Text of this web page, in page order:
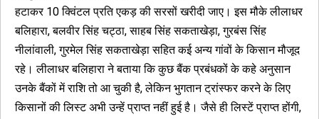
हटाकर 10 क्विंटल प्रति एकड़ की सरसों खरीदी जाए। इस मौके लीलाधर
बलिहारा, बलवीर सिंह चट्ठा, साहब सिंह सकताखेड़ा, गुरबंस सिंह
नीलांवाली, गुरमेल सिंह सकताखेड़ा सहित कई अन्य गांवों के किसान मौजूद
रहे। लीलाधर बलिहारा ने बताया कि कुछ बैंक प्रबंधकों के कहे अनुसान
उनके बैंकों में राशि तो आ चुकी है, लेकिन भुगतान ट्रांस्फर करने के लिए
किसानों की लिस्ट अभी उन्हें प्राप्त नहीं हुई है। जैसे ही लिस्टें प्राप्त होंगी,